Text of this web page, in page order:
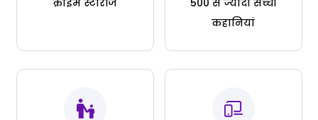
कहानियां